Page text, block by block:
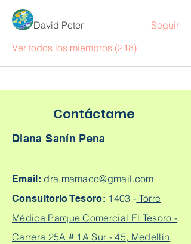
David Peter
Seguir
Ver todos los miembros (218)
Contáctame
Diana Sanín Pena
Email: dra.mamaco@gmail.com
Consultorio Tesoro: 1403 - Torre
Médica Parque Comercial El Tesoro -
Carrera 25A # 1A Sur - 45, Medellín,